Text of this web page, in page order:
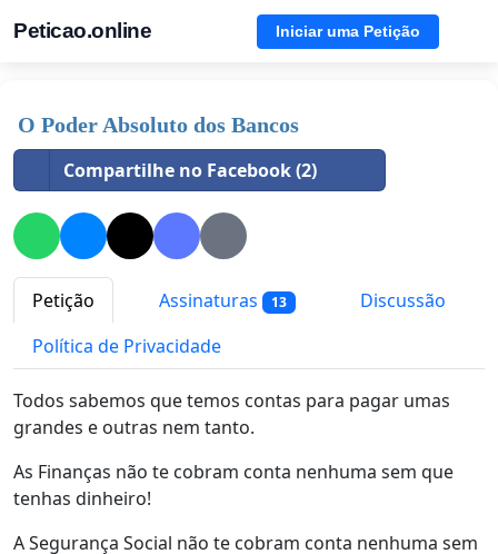
Peticao.online Iniciar uma Petição
O Poder Absoluto dos Bancos
Compartilhe no Facebook (2)
Petição Assinaturas 13
Discussão
Política de Privacidade
Todos sabemos que temos contas para pagar umas
grandes e outras nem tanto.
As Finanças não te cobram conta nenhuma sem que
tenhas dinheiro!
A Segurança Social não te cobram conta nenhuma sem